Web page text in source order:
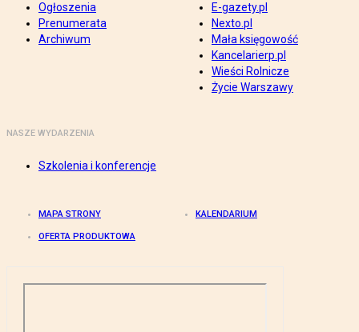
Ogłoszenia
Prenumerata
Archiwum
E-gazety.pl
Nexto.pl
Mała księgowość
Kancelarierp.pl
Wieści Rolnicze
Życie Warszawy
NASZE WYDARZENIA
Szkolenia i konferencje
MAPA STRONY KALENDARIUM
OFERTA PRODUKTOWA